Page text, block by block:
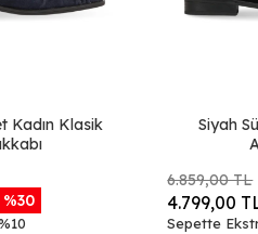
Kadın Klasik
%30
Siyah
6.859,00 TL
4.799,00
Sepette